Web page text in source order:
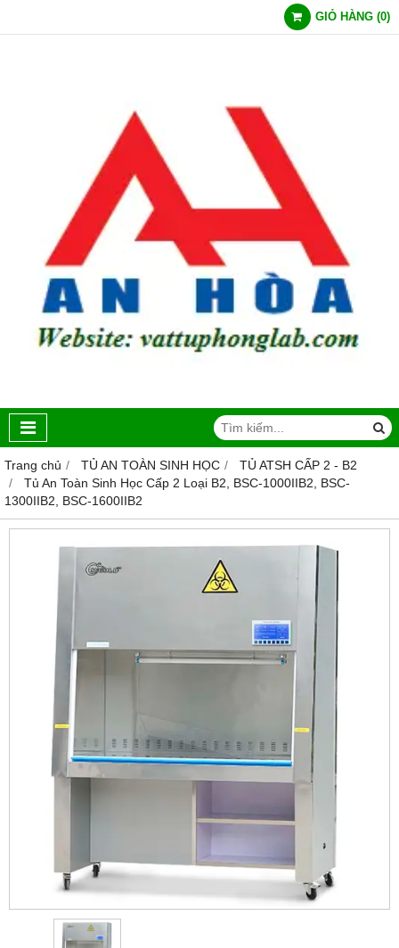
GIỎ HÀNG (0)
Trang chủ TỦ AN TOÀN SINH HỌC
TỦ ATSH CẤP 2 - B2
Tủ An Toàn Sinh Học Cấp 2 Loại B2, BSC-1000IIB2, BSC-
1300IIB2, BSC-1600IIB2